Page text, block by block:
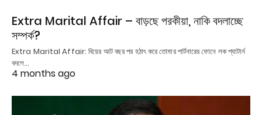
Extra Marital Affair – বাড়ছে পরকীয়া, নাকি বদলাচ্ছে
সম্পর্ক?
Extra Marital Affair: বিয়ের আট বছর পর হঠাৎ করে তোমার পার্টনারের ফোনে লক প্যাটার্ন
বদলে…
4 months ago